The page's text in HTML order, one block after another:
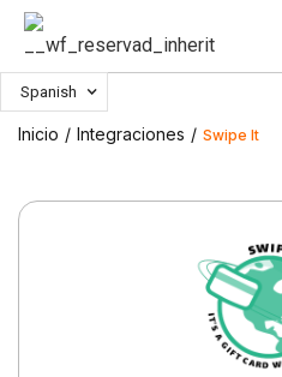
Spanish
Inicio / Integraciones / Swipe It